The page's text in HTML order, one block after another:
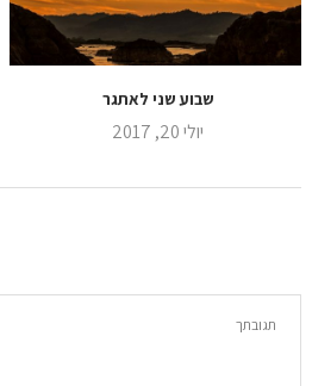
שבוע שני לאתגר
יולי 20, 2017